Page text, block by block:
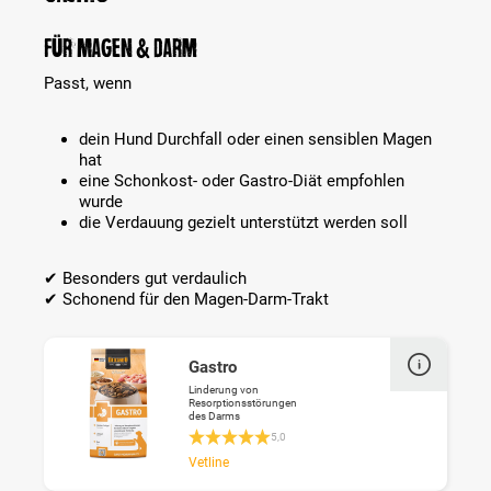
Für Magen & Darm
Passt, wenn
dein Hund Durchfall oder einen sensiblen Magen
hat
eine Schonkost- oder Gastro-Diät empfohlen
wurde
die Verdauung gezielt unterstützt werden soll
✔ Besonders gut verdaulich
✔ Schonend für den Magen-Darm-Trakt
Gastro
Linderung von
Resorptionsstörungen
des Darms
Durchschnittliche Bewertung 5 von 5
5,0
Vetline